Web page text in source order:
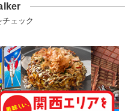
ェック